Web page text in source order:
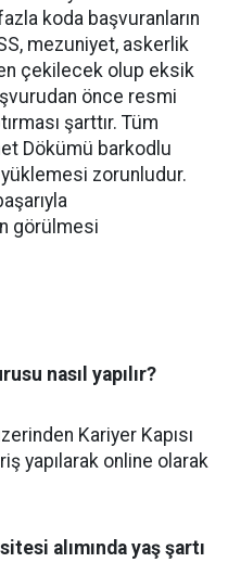
koda başvuranların
mezuniyet, askerlik
çekilecek olup eksik
önce resmi
şarttır. Tüm
Dökümü barkodlu
zorunludur.
görülmesi
nasıl yapılır?
Kariyer Kapısı
yapılarak online olarak
alımında yaş şartı